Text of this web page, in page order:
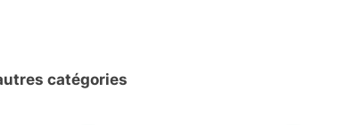
catégories